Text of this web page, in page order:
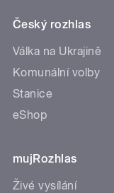
Český rozhlas
Válka na Ukrajině
Komunální volby
Stanice
eShop
mujRozhlas
Živé vysílání